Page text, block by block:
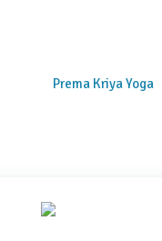
Prema Kriya Yoga